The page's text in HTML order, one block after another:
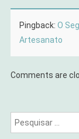
Pingback: O
Artesanato
Comments are